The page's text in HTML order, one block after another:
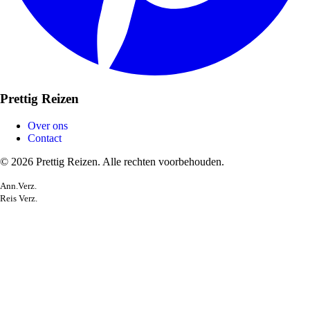
Prettig Reizen
Over ons
Contact
© 2026 Prettig Reizen. Alle rechten voorbehouden.
Ann.Verz.
Reis Verz.